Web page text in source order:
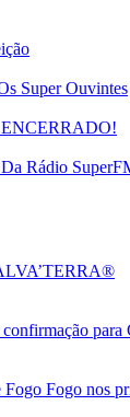
Super Ouvintes
ENCERRADO!
Rádio
para
Fogo nos